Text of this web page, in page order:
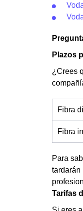
Plazos
¿Crees
Fibra
Fibra
Para
tardarán
Tarifas